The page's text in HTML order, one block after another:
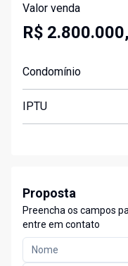
Valor venda
R$
Condomínio
IPTU
Proposta
Preencha os campos
entre em contato